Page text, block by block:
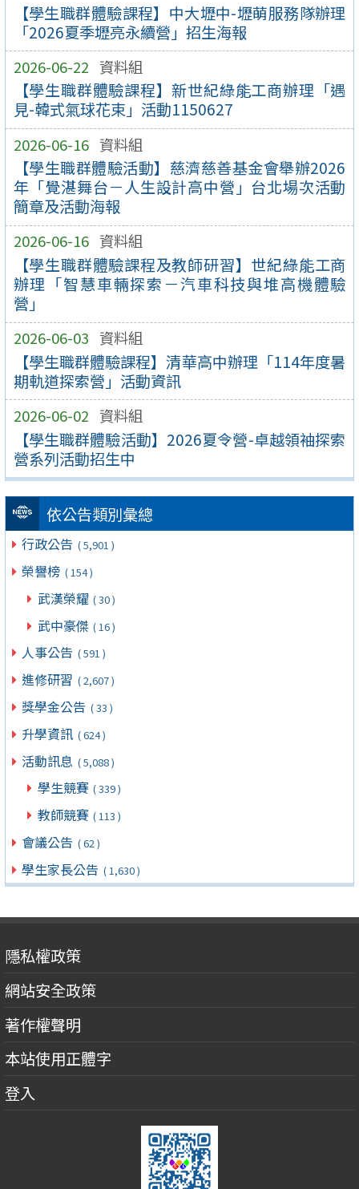
【學生職群體驗課程】中大壢中-壢萌服務隊辦理
「2026夏季壢亮永續營」招生海報
2026-06-22 資料組
【學生職群體驗課程】新世紀綠能工商辦理「遇
見-韓式氣球花束」活動1150627
2026-06-16 資料組
【學生職群體驗活動】慈濟慈善基金會舉辦2026
年「覺湛舞台－人生設計高中營」台北場次活動
簡章及活動海報
2026-06-16 資料組
【學生職群體驗課程及教師研習】世紀綠能工商
辦理「智慧車輛探索－汽車科技與堆高機體驗
營」
2026-06-03 資料組
【學生職群體驗課程】清華高中辦理「114年度暑
期軌道探索營」活動資訊
2026-06-02 資料組
【學生職群體驗活動】2026夏令營-卓越領袖探索
營系列活動招生中
依公告類別彙總
行政公告 ( 5,901 )
榮譽榜 ( 154 )
武漢榮耀 ( 30 )
武中豪傑 ( 16 )
人事公告 ( 591 )
進修研習 ( 2,607 )
獎學金公告 ( 33 )
升學資訊 ( 624 )
活動訊息 ( 5,088 )
學生競賽 ( 339 )
教師競賽 ( 113 )
會議公告 ( 62 )
學生家長公告 ( 1,630 )
隱私權政策
網站安全政策
著作權聲明
本站使用正體字
登入